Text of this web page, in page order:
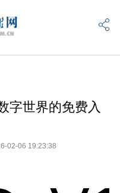
字世界的免费入
02-06 19:23:38